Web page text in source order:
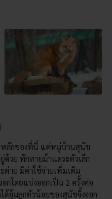
หลักของที่นี่ แต่หมู่บ้านสุนัข
ด้วย ทักทายม้าแคระตัวเล็ก
าย มีค่าใช้จ่ายเพิ่มเติม
กโดยแบ่งออกเป็น 2 ครั้งต่อ
อุ้มลูกตัวน้อยของสุนัขจิ้งจอก